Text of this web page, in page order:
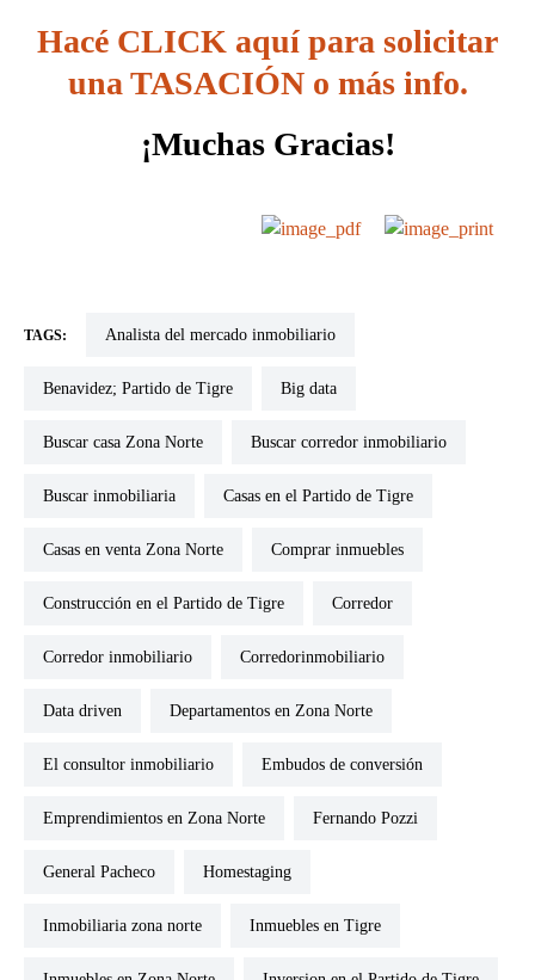
Hacé CLICK aquí para solicitar
una TASACIÓN o más info.
¡Muchas Gracias!
TAGS: Analista del mercado inmobiliario
Benavidez; Partido de Tigre Big data
buscar casa Zona Norte Buscar corredor inmobiliario
buscar inmobiliaria Casas en el Partido de Tigre
Casas en venta Zona Norte Comprar inmuebles
Construcción en el Partido de Tigre corredor
corredor inmobiliario corredorinmobiliario
Data driven departamentos en Zona Norte
El consultor inmobiliario embudos de conversión
Emprendimientos en Zona Norte Fernando Pozzi
General Pacheco Homestaging
inmobiliaria zona norte inmuebles en Tigre